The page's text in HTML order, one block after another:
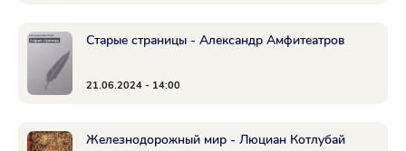
Старые страницы - Александр Амфитеатров
21.06.2024 - 14:00
Железнодорожный мир - Люциан Котлубай